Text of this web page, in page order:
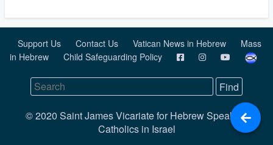
Support Us Contact Us Vatican News in Hebrew
Mass
in Hebrew
Child Safeguarding Policy
© 2020 Saint James Vicariate for Hebrew Speaking
Catholics in Israel